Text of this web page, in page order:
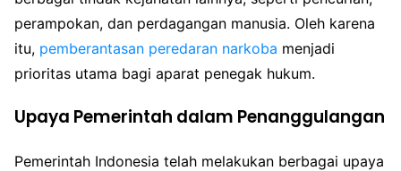
perampokan, dan perdagangan manusia. Oleh karena
itu, pemberantasan peredaran narkoba menjadi
prioritas utama bagi aparat penegak hukum.
Upaya Pemerintah dalam Penanggulangan
Pemerintah Indonesia telah melakukan berbagai upaya